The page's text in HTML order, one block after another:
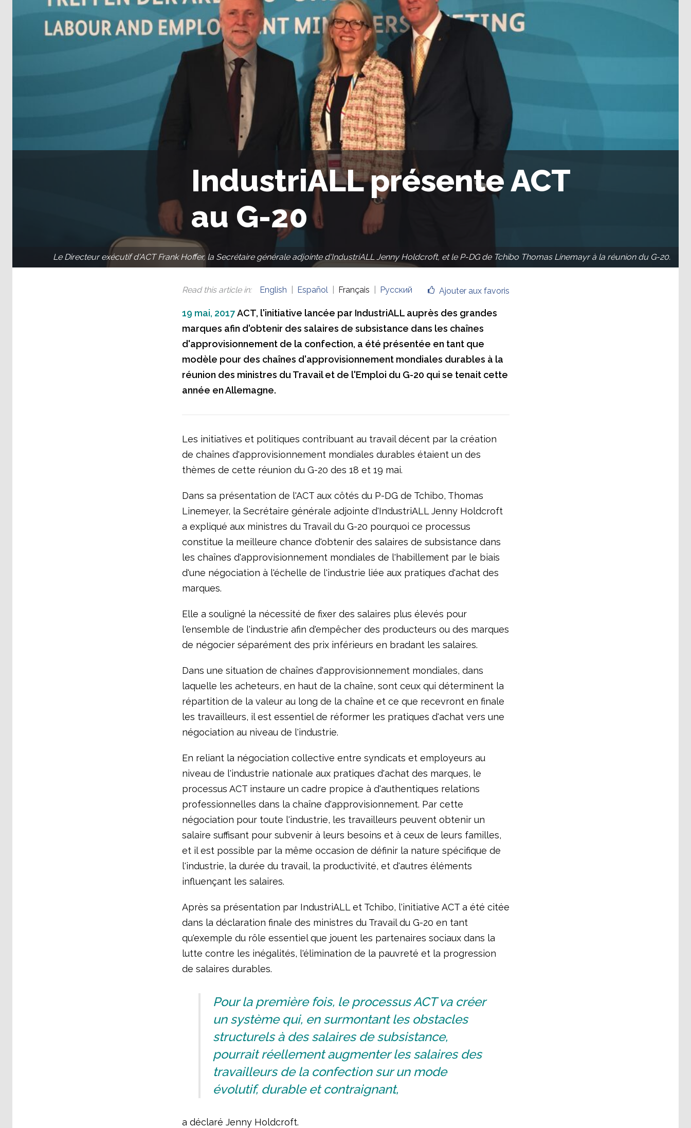
IndustriALL présente ACT
au G-20
Le Directeur exécutif d'ACT Frank Hoffer, la Secrétaire générale adjointe d'IndustriALL Jenny Holdcroft, et le P-DG de Tchibo Thomas Linemayr à la réunion du G-20.
Ajouter aux favoris
Read this article in: English Español Français Русский
19 mai, 2017 ACT, l'initiative lancée par IndustriALL auprès des grandes
marques afin d'obtenir des salaires de subsistance dans les chaînes
d'approvisionnement de la confection, a été présentée en tant que
modèle pour des chaînes d'approvisionnement mondiales durables à la
réunion des ministres du Travail et de l'Emploi du G-20 qui se tenait cette
année en Allemagne.
Les initiatives et politiques contribuant au travail décent par la création
de chaînes d'approvisionnement mondiales durables étaient un des
thèmes de cette réunion du G-20 des 18 et 19 mai.
Dans sa présentation de l'ACT aux côtés du P-DG de Tchibo, Thomas
Linemeyer, la Secrétaire générale adjointe d'IndustriALL Jenny Holdcroft
a expliqué aux ministres du Travail du G-20 pourquoi ce processus
constitue la meilleure chance d'obtenir des salaires de subsistance dans
les chaînes d'approvisionnement mondiales de l'habillement par le biais
d'une négociation à l'échelle de l'industrie liée aux pratiques d'achat des
marques.
Elle a souligné la nécessité de fixer des salaires plus élevés pour
l'ensemble de l'industrie afin d'empêcher des producteurs ou des marques
de négocier séparément des prix inférieurs en bradant les salaires.
Dans une situation de chaînes d'approvisionnement mondiales, dans
laquelle les acheteurs, en haut de la chaîne, sont ceux qui déterminent la
répartition de la valeur au long de la chaîne et ce que recevront en finale
les travailleurs, il est essentiel de réformer les pratiques d'achat vers une
négociation au niveau de l'industrie.
En reliant la négociation collective entre syndicats et employeurs au
niveau de l'industrie nationale aux pratiques d'achat des marques, le
processus ACT instaure un cadre propice à d'authentiques relations
professionnelles dans la chaîne d'approvisionnement. Par cette
négociation pour toute l'industrie, les travailleurs peuvent obtenir un
salaire suffisant pour subvenir à leurs besoins et à ceux de leurs familles,
et il est possible par la même occasion de définir la nature spécifique de
l'industrie, la durée du travail, la productivité, et d'autres éléments
influençant les salaires.
Après sa présentation par IndustriALL et Tchibo, l'initiative ACT a été citée
dans la déclaration finale des ministres du Travail du G-20 en tant
qu'exemple du rôle essentiel que jouent les partenaires sociaux dans la
lutte contre les inégalités, l'élimination de la pauvreté et la progression
de salaires durables.
Pour la première fois, le processus ACT va créer
un système qui, en surmontant les obstacles
structurels à des salaires de subsistance,
pourrait réellement augmenter les salaires des
travailleurs de la confection sur un mode
évolutif, durable et contraignant,
a déclaré Jenny Holdcroft.